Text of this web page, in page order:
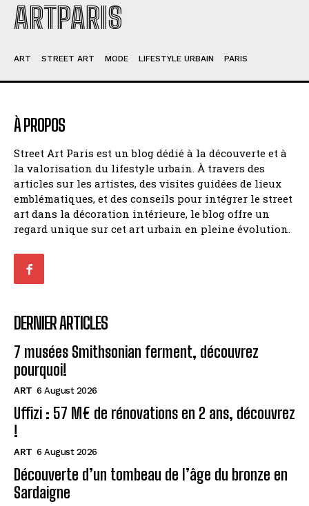
ARTPARIS
ART STREET ART MODE LIFESTYLE URBAIN PARIS
À PROPOS
Street Art Paris est un blog dédié à la découverte et à
la valorisation du lifestyle urbain. À travers des
articles sur les artistes, des visites guidées de lieux
emblématiques, et des conseils pour intégrer le street
art dans la décoration intérieure, le blog offre un
regard unique sur cet art urbain en pleine évolution.
DERNIER ARTICLES
7 musées Smithsonian ferment, découvrez
pourquoi!
ART 6 August 2026
Uffizi : 57 M€ de rénovations en 2 ans, découvrez
!
ART 6 August 2026
Découverte d’un tombeau de l’âge du bronze en
Sardaigne